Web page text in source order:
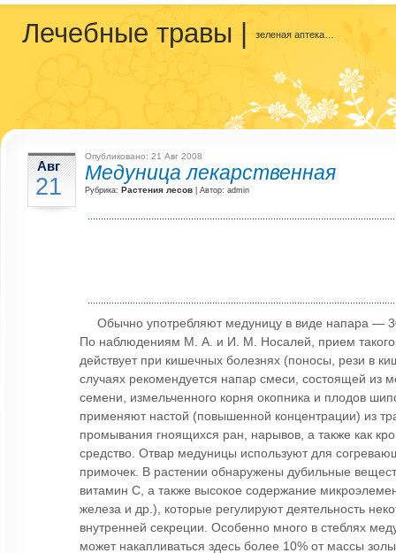
Лечебные травы зеленая аптека…
Авг
21
Опубликовано: 21 Авг 2008
Медуница лекарственная
Рубрика: Растения лесов | Автор: admin
Обычно употребляют медуницу в виде напара —
По наблюдениям М. А. и И. М. Носалей, прием
действует при кишечных болезнях (поносы, рези в
случаях рекомендуется напар смеси, состоящей из
семени, измельченного корня окопника и плодов
применяют настой (повышенной концентрации) из
промывания гноящихся ран, нарывов, а также как
средство. Отвар медуницы используют для
примочек. В растении обнаружены дубильные
витамин С, а также высокое содержание
железа и др.), которые регулируют деятельность
внутренней секреции. Особенно много в стеблях
может накапливаться здесь более 10% от массы